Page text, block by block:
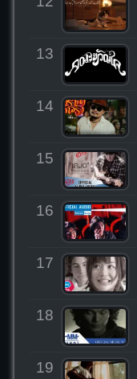
13
14
15
16
17
18
19